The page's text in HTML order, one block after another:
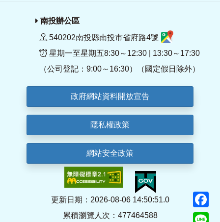
南投辦公區
540202南投縣南投市省府路4號
星期一至星期五8:30～12:30 | 13:30～17:30
（公司登記：9:00～16:30）（國定假日除外）
政府網站資料開放宣告
隱私權政策
網站安全政策
更新日期：2026-08-06 14:50:51.0
累積瀏覽人次：477464588